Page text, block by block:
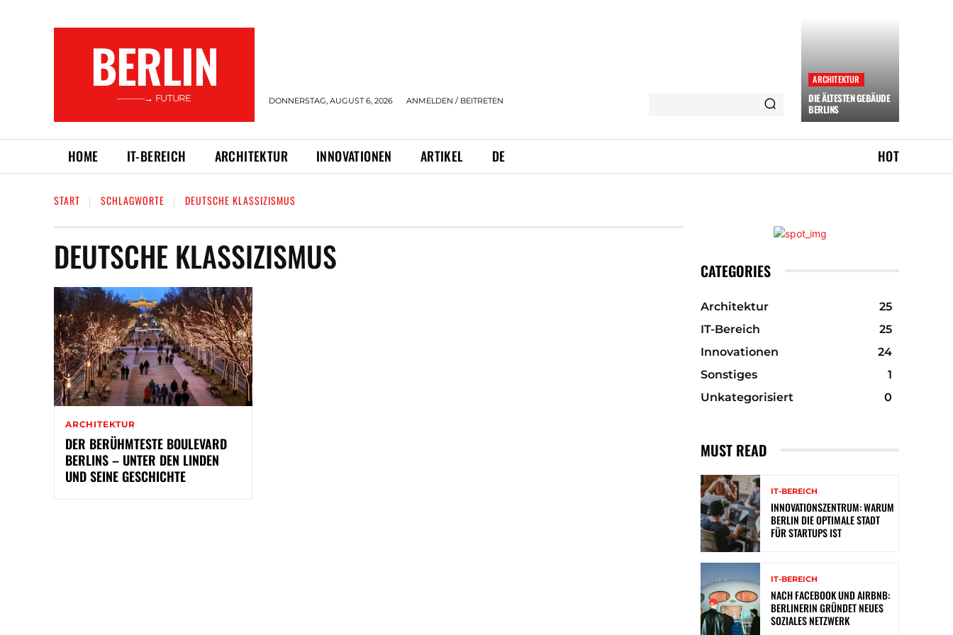
BERLIN
———→ FUTURE DONNERSTAG, AUGUST 6, 2026 ANMELDEN / BEITRETEN
ARCHITEKTUR
DIE ÄLTESTEN GEBÄUDE
BERLINS
HOME IT-BEREICH ARCHITEKTUR INNOVATIONEN ARTIKEL DE HOT
START SCHLAGWORTE DEUTSCHE KLASSIZISMUS
DEUTSCHE KLASSIZISMUS
ARCHITEKTUR
DER BERÜHMTESTE BOULEVARD
BERLINS – UNTER DEN LINDEN
UND SEINE GESCHICHTE
CATEGORIES
Architektur
25
IT-Bereich
25
Innovationen
24
Sonstiges
1
Unkategorisiert
0
MUST READ
IT-BEREICH
INNOVATIONSZENTRUM: WARUM
BERLIN DIE OPTIMALE STADT
FÜR STARTUPS IST
IT-BEREICH
NACH FACEBOOK UND AIRBNB:
BERLINERIN GRÜNDET NEUES
SOZIALES NETZWERK